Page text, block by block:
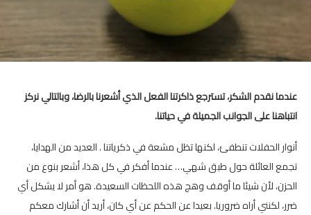
عندما نقدم الشكر، تسترجع ذاكرتنا الفعل الذي أشعرنا بالرضا، وبالتالي نركز
انتباهنا على الجوانب الجميلة في حياتنا.
أنوار الحفلات تنطفئ، لكنها تظل مشعة في ذكرياتنا . العديد من الهدايا،
تجمع العائلة حول طبق شهي… عندما أفكر في كل هذا، أشعر بنوع من
الحزن، لأن شيئا ما أوقف وهج هذه اللحظات السعيدة. هو أمر لا يشكل أي
ضرر، لكنني أراه ضروريا. بعيدا عن الحكم عن أي كان، أريد أن أشارك معكم